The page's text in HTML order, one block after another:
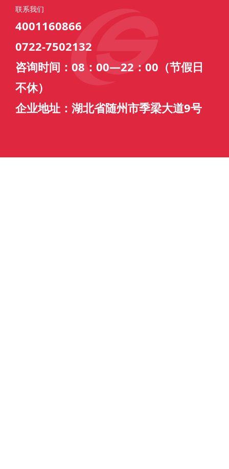
联系我们
4001160866
0722-7502132
咨询时间：08：00—22：00（节假日
不休）
企业地址：湖北省随州市季梁大道9号